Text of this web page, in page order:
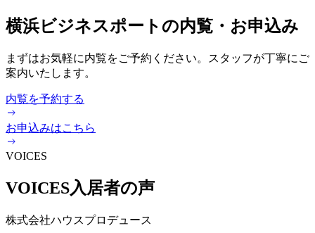
横浜ビジネスポートの内覧・お申込み
まずはお気軽に内覧をご予約ください。スタッフが丁寧にご
案内いたします。
内覧を予約する
お申込みはこちら
VOICES
VOICES入居者の声
株式会社ハウスプロデュース